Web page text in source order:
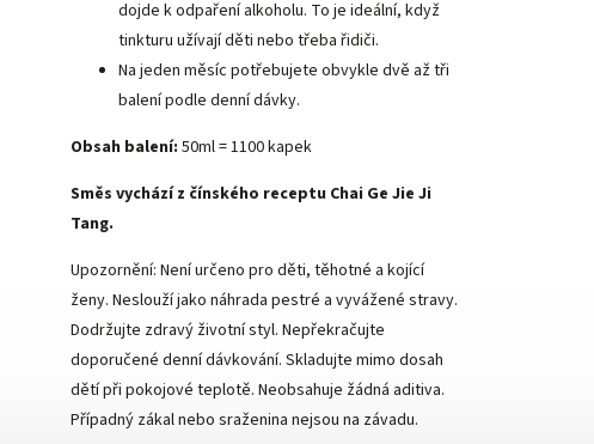
dojde k odpaření alkoholu. To je ideální, když
tinkturu užívají děti nebo třeba řidiči.
Na jeden měsíc potřebujete obvykle dvě až tři
balení podle denní dávky.
Obsah balení: 50ml = 1100 kapek
Směs vychází z čínského receptu Chai Ge Jie Ji
Tang.
Upozornění: Není určeno pro děti, těhotné a kojící
ženy. Neslouží jako náhrada pestré a vyvážené stravy.
Dodržujte zdravý životní styl. Nepřekračujte
doporučené denní dávkování. Skladujte mimo dosah
dětí při pokojové teplotě. Neobsahuje žádná aditiva.
Případný zákal nebo sraženina nejsou na závadu.